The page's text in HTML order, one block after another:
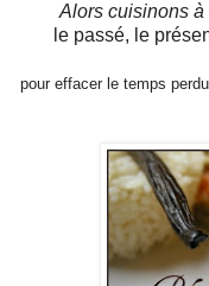
Alors cuisinons à
le passé, le
pour effacer le temps